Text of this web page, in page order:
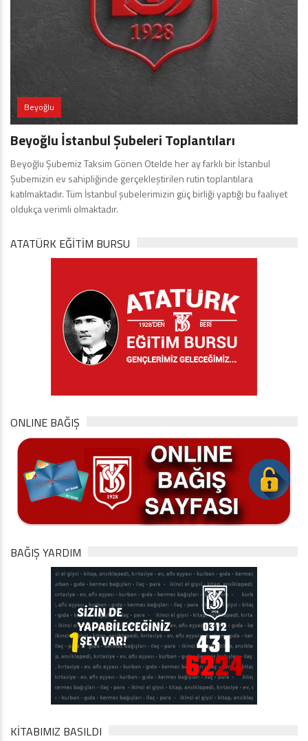
Beyoğlu
Beyoğlu İstanbul Şubeleri Toplantıları
Beyoğlu Şubemiz Taksim Gönen Otelde her ay farklı bir İstanbul
Şubemizin ev sahipliğinde gerçekleştirilen rutin toplantılara
katılmaktadır. Tüm İstanbul şubelerimizin güç birliği yaptığı bu faaliyet
oldukça verimli olmaktadır.
ATATÜRK EĞITIM BURSU
ONLINE BAĞIŞ
BAĞIŞ YARDIM
KİTABIMIZ BASILDI